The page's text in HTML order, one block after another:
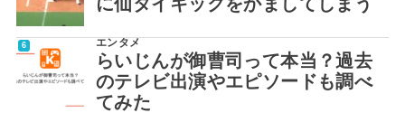
エンタメ
らいじんが御曹司って本当？過去
のテレビ出演やエピソードも調べ
てみた